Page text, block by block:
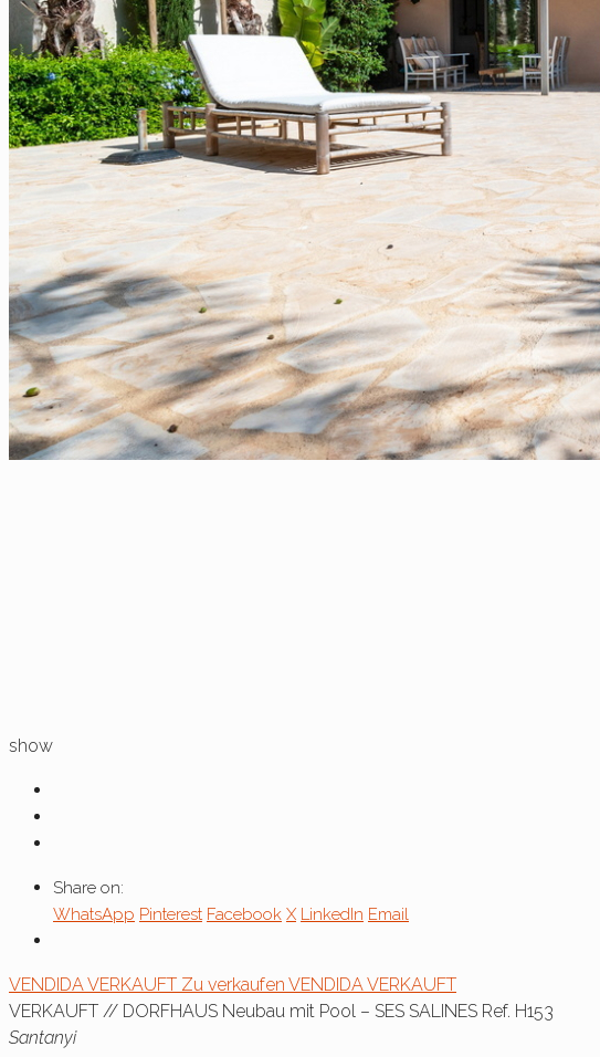
show
Share on:
WhatsApp Pinterest Facebook X LinkedIn Email
VENDIDAVERKAUFT Zu verkaufen VENDIDAVERKAUFT
VERKAUFT // DORFHAUS Neubau mit Pool – SES SALINES Ref. H153
Santanyi